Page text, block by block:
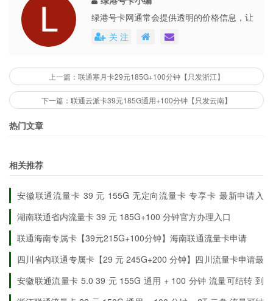
绿港号卡网通常会提供透明的价格信息，让
用户能够清楚地了解到每个号卡套餐的具体
费用。这些平台还会不定期地推出各种优惠
了市场的公平竞争。
关 注
上一篇：联通寒月卡29元185G+100分钟【只发浙江】
下一篇：联通云派卡39元185G通用+100分钟【只发云南】
热门文章
相关推荐
安徽联通流量卡 39 元 155G 无定向流量卡 专享卡 最新申请入
口湖南联通省内流量卡 39 元 185G+100 分钟官方办理入口
联通海南专属卡【39元215G+100分钟】海南联通流量卡申请
四川省内联通专属卡【29 元 245G+200 分钟】四川流量卡申请最
新优惠详情
安徽联通流量卡 5.0 39 元 155G 通用 + 100 分钟 流量可结转 到
期自动续约